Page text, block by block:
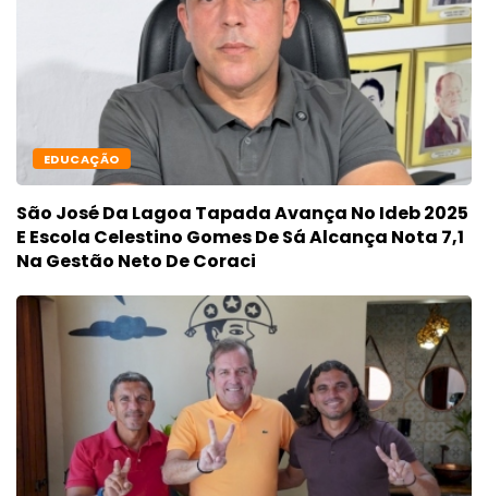
EDUCAÇÃO
São José Da Lagoa Tapada Avança No Ideb 2025
E Escola Celestino Gomes De Sá Alcança Nota 7,1
Na Gestão Neto De Coraci